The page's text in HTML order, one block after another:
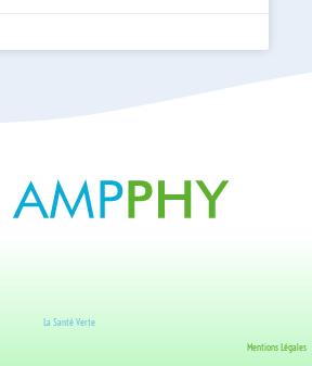
La Santé Verte
Mentions Légales